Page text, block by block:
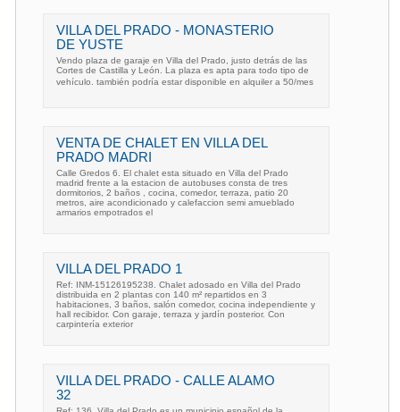
VILLA DEL PRADO - MONASTERIO
DE YUSTE
Vendo plaza de garaje en Villa del Prado, justo detrás de las
Cortes de Castilla y León. La plaza es apta para todo tipo de
vehículo. también podría estar disponible en alquiler a 50/mes
VENTA DE CHALET EN VILLA DEL
PRADO MADRI
Calle Gredos 6. El chalet esta situado en Villa del Prado
madrid frente a la estacion de autobuses consta de tres
dormitorios, 2 baños , cocina, comedor, terraza, patio 20
metros, aire acondicionado y calefaccion semi amueblado
armarios empotrados el
VILLA DEL PRADO 1
Ref: INM-15126195238. Chalet adosado en Villa del Prado
distribuida en 2 plantas con 140 m² repartidos en 3
habitaciones, 3 baños, salón comedor, cocina independiente y
hall recibidor. Con garaje, terraza y jardín posterior. Con
carpintería exterior
VILLA DEL PRADO - CALLE ALAMO
32